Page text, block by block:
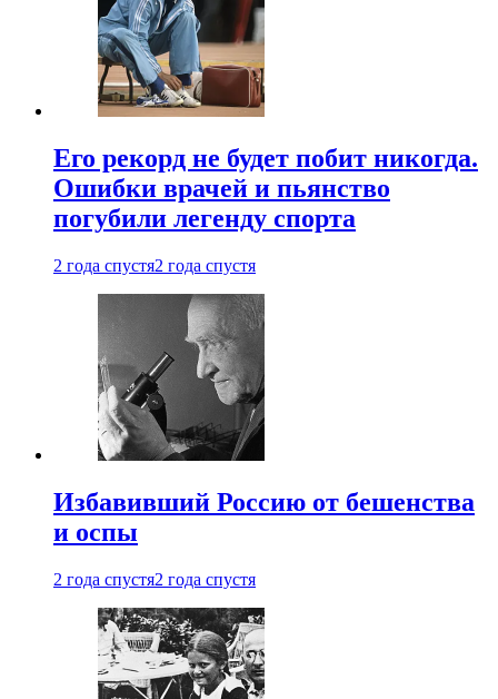
Его рекорд не будет побит никогда.
Ошибки врачей и пьянство
погубили легенду спорта
2 года спустя2 года спустя
Избавивший Россию от бешенства
и оспы
2 года спустя2 года спустя